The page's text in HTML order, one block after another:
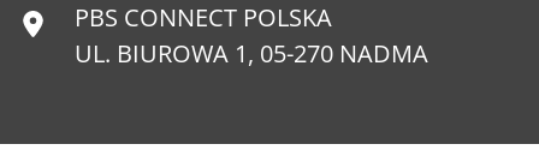
PBS CONNECT POLSKA
UL. BIUROWA 1, 05-270 NADMA